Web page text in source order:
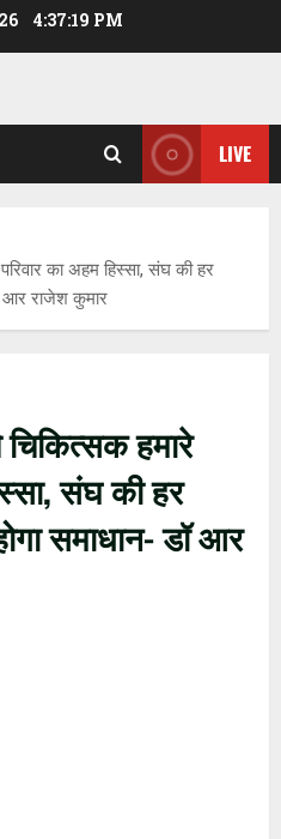
4:37:19 PM
LIVE
का अहम हिस्सा, संघ की हर
आर राजेश कुमार
हमारे
संघ की हर
समाधान- डॉ आर